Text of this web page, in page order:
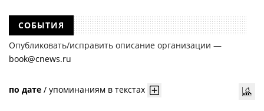
СОБЫТИЯ
Опубликовать/исправить описание организации —
book@cnews.ru
по дате / упоминаниям в текстах